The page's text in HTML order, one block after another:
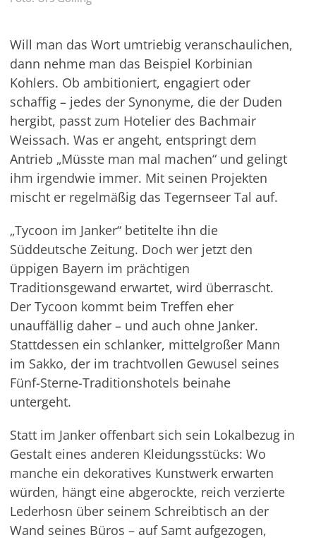
Will man das Wort umtriebig veranschaulichen,
dann nehme man das Beispiel Korbinian
Kohlers. Ob ambitioniert, engagiert oder
schaffig – jedes der Synonyme, die der Duden
hergibt, passt zum Hotelier des Bachmair
Weissach. Was er angeht, entspringt dem
Antrieb „Müsste man mal machen“ und gelingt
ihm irgendwie immer. Mit seinen Projekten
mischt er regelmäßig das Tegernseer Tal auf.
„Tycoon im Janker“ betitelte ihn die
Süddeutsche Zeitung. Doch wer jetzt den
üppigen Bayern im prächtigen
Traditionsgewand erwartet, wird überrascht.
Der Tycoon kommt beim Treffen eher
unauffällig daher – und auch ohne Janker.
Stattdessen ein schlanker, mittelgroßer Mann
im Sakko, der im trachtvollen Gewusel seines
Fünf-Sterne-Traditionshotels beinahe
untergeht.
Statt im Janker offenbart sich sein Lokalbezug in
Gestalt eines anderen Kleidungsstücks: Wo
manche ein dekoratives Kunstwerk erwarten
würden, hängt eine abgerockte, reich verzierte
Lederhosn über seinem Schreibtisch an der
Wand seines Büros – auf Samt aufgezogen,